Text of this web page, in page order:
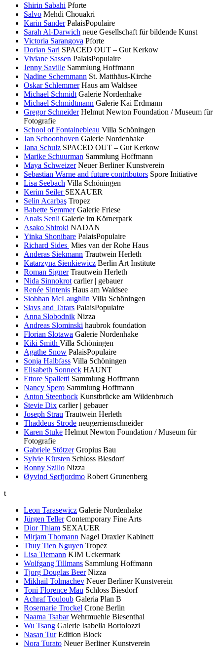
Shirin Sabahi Pforte
Salvo Mehdi Chouakri
Karin Sander PalaisPopulaire
Sarah Al-Darwich neue Gesellschaft für bildende Kunst
Victoria Sarangova Pforte
Dorian Sari SPACED OUT – Gut Kerkow
Viviane Sassen PalaisPopulaire
Jenny Saville Sammlung Hoffmann
Nadine Schemmann St. Matthäus-Kirche
Oskar Schlemmer Haus am Waldsee
Michael Schmidt Galerie Nordenhake
Michael Schmidtmann Galerie Kai Erdmann
Gregor Schneider Helmut Newton Foundation / Museum für
Fotografie
School of Fontainebleau Villa Schöningen
Jan Schoonhoven Galerie Nordenhake
Jana Schulz SPACED OUT – Gut Kerkow
Marike Schuurman Sammlung Hoffmann
Maya Schweizer Neuer Berliner Kunstverein
Sebastian Warne and future contributors Spore Initiative
Lisa Seebach Villa Schöningen
Kerim Seiler SEXAUER
Selin Acarbaş Tropez
Babette Semmer Galerie Friese
Anaïs Senli Galerie im Körnerpark
Asako Shiroki NADAN
Yinka Shonibare PalaisPopulaire
Richard Sides Mies van der Rohe Haus
Anderas Siekmann Trautwein Herleth
Katarzyna Sienkiewicz Berlin Art Institute
Roman Signer Trautwein Herleth
Nida Sinnokrot carlier | gebauer
Renée Sintenis Haus am Waldsee
Siobhan McLaughlin Villa Schöningen
Slavs and Tatars PalaisPopulaire
Anna Slobodnik Nizza
Andreas Slominski haubrok foundation
Florian Slotawa Galerie Nordenhake
Kiki Smith Villa Schöningen
Agathe Snow PalaisPopulaire
Sonja Halbfass Villa Schöningen
Elisabeth Sonneck HAUNT
Ettore Spalletti Sammlung Hoffmann
Nancy Spero Sammlung Hoffmann
Anton Steenbock Kunstbrücke am Wildenbruch
Stevie Dix carlier | gebauer
Joseph Strau Trautwein Herleth
Thaddeus Strode neugerriemschneider
Karen Stuke Helmut Newton Foundation / Museum für
Fotografie
Gabriele Stötzer Gropius Bau
Sylvie Kürsten Schloss Biesdorf
Ronny Szillo Nizza
Øyvind Sørfjordmo Robert Grunenberg
t
Leon Tarasewicz Galerie Nordenhake
Jürgen Teller Contemporary Fine Arts
Dior Thiam SEXAUER
Mirjam Thomann Nagel Draxler Kabinett
Thuy Tien Nguyen Tropez
Lisa Tiemann KIM Uckermark
Wolfgang Tillmans Sammlung Hoffmann
Tjorg Douglas Beer Nizza
Mikhail Tolmachev Neuer Berliner Kunstverein
Toni Florence Mau Schloss Biesdorf
Achraf Touloub Galeria Plan B
Rosemarie Trockel Crone Berlin
Naama Tsabar Wehrmuehle Biesenthal
Wu Tsang Galerie Isabella Bortolozzi
Nasan Tur Edition Block
Nora Turato Neuer Berliner Kunstverein